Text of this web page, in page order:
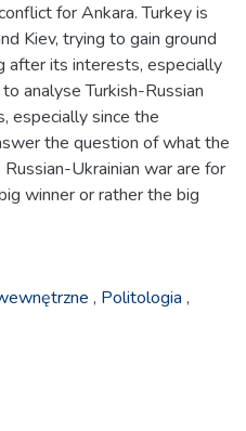
for Ankara. Turkey is
Kiev, trying to gain ground
after its interests, especially
analyse Turkish-Russian
especially since the
the question of what the
Ukrainian war are for
winner or rather the big
, Politologia ,